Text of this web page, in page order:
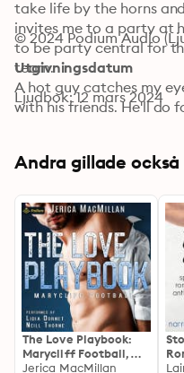
take life by the horns
invites me to a party at
to be party central for
team.
A hot guy catches my
with his friends. He'll do
introduces me to his
than my brother's best
player, both on and off
No big deal, though,
know.
Except Andrew
Despite my best
know that telling my
disastrous.
But if I don't, I worry
© 2024 Podium Audio
Utgivningsdatum
Ljudbok: 12 mars 2024
Andra gillade också
The Love Playbook:
Marycliff Football,
Book standalone
Jerica MacMillan